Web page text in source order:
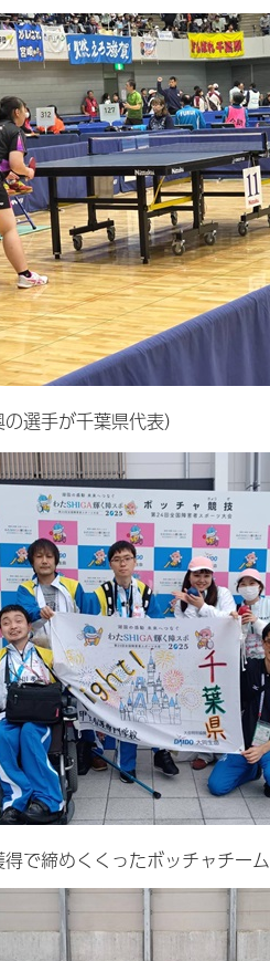
選手が千葉県代表）
で締めくくったボッチャチーム